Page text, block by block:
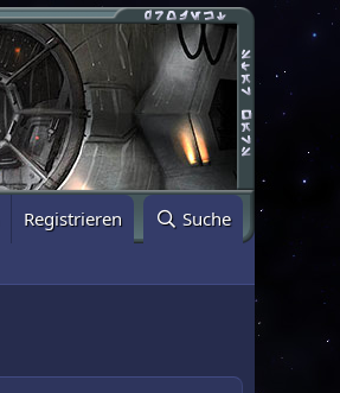
Registrieren Suche